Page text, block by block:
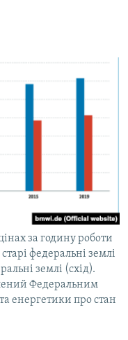
за годину роботи
федеральні землі
землі (схід).
Федеральним
енергетики про стан